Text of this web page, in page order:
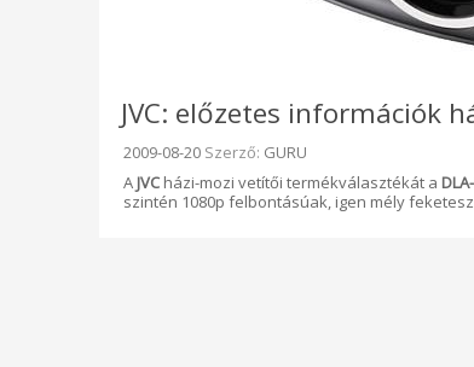
JVC: előzetes információk
Beküldve:
2009-08-20 Szerző: GURU
A JVC házi-mozi vetítői termékválasztékát a
szintén 1080p felbontásúak, igen mély